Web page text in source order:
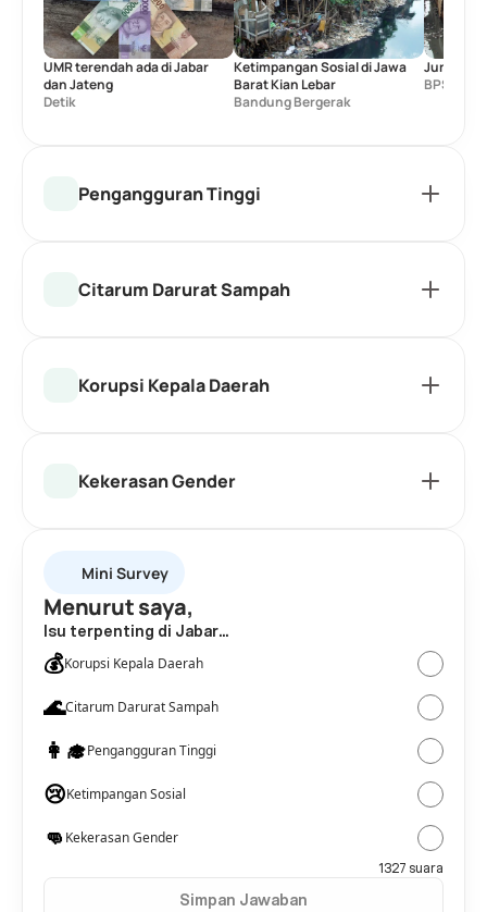
UMR terendah ada di Jabar
dan Jateng
Detik
Ketimpangan Sosial di Jawa
Barat Kian Lebar
Bandung Bergerak
Jumlah
BPS
Pengangguran Tinggi
Citarum Darurat Sampah
Korupsi Kepala Daerah
Kekerasan Gender
Mini Survey
Menurut saya,